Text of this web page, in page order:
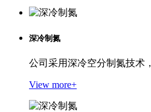
深冷制氮
公司采用深冷空分制氮技术
View more+